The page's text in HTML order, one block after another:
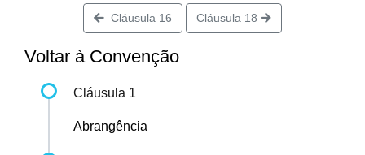
Cláusula 16 Cláusula 18
Voltar à Convenção
Cláusula 1
Abrangência